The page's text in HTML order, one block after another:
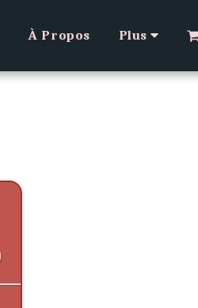
À Propos Plus